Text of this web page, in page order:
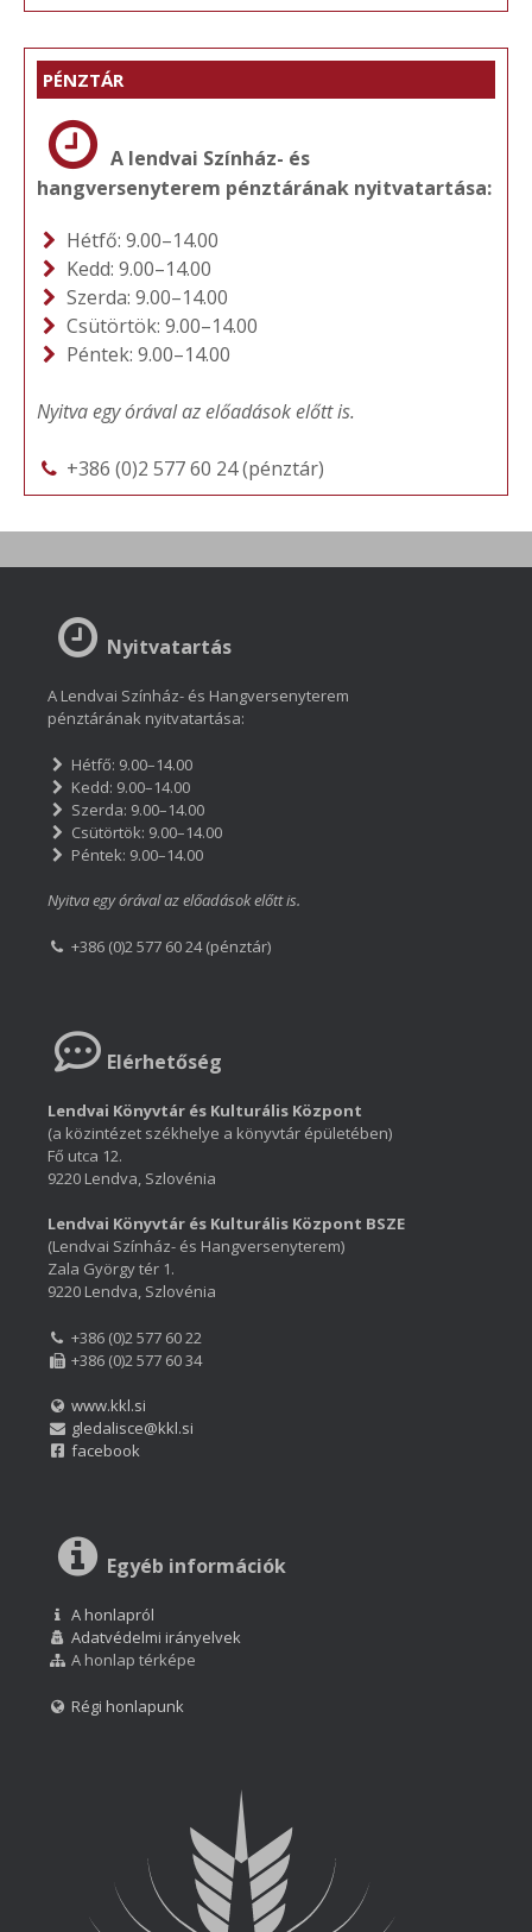
PÉNZTÁR
A lendvai Színház- és
hangversenyterem pénztárának nyitvatartása:
Hétfő: 9.00–14.00
Kedd: 9.00–14.00
Szerda: 9.00–14.00
Csütörtök: 9.00–14.00
Péntek: 9.00–14.00
Nyitva egy órával az előadások előtt is.
+386 (0)2 577 60 24 (pénztár)
Nyitvatartás
A Lendvai Színház- és Hangversenyterem
pénztárának nyitvatartása:
Hétfő: 9.00–14.00
Kedd: 9.00–14.00
Szerda: 9.00–14.00
Csütörtök: 9.00–14.00
Péntek: 9.00–14.00
Nyitva egy órával az előadások előtt is.
+386 (0)2 577 60 24 (pénztár)
Elérhetőség
Lendvai Könyvtár és Kulturális Központ
(a közintézet székhelye a könyvtár épületében)
Fő utca 12.
9220 Lendva, Szlovénia
Lendvai Könyvtár és Kulturális Központ BSZE
(Lendvai Színház- és Hangversenyterem)
Zala György tér 1.
9220 Lendva, Szlovénia
+386 (0)2 577 60 22
+386 (0)2 577 60 34
www.kkl.si
gledalisce@kkl.si
facebook
Egyéb információk
A honlapról
Adatvédelmi irányelvek
A honlap térképe
Régi honlapunk